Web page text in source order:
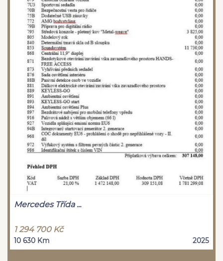
Mercedes Třída ...
1 294 700 Kč
10 630 Km 2025